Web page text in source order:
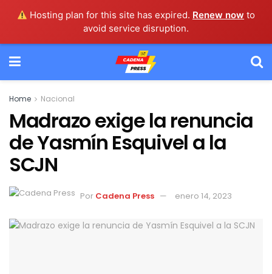
Hosting plan for this site has expired. Renew now to
avoid service disruption.
Home Nacional
Madrazo exige la renuncia
de Yasmín Esquivel a la
SCJN
Por Cadena Press enero 14, 2023